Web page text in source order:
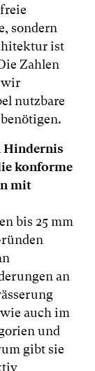
sondern
ist
Zahlen
wir
nutzbare
Hindernis
konforme
mit
bis 25 mm
an
auch im
und
gibt sie